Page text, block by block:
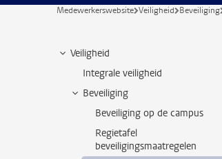
Medewerkerswebsite Veiligheid Beveiliging
Veiligheid
Integrale veiligheid
Beveiliging
Beveiliging op de campus
Regietafel
beveiligingsmaatregelen